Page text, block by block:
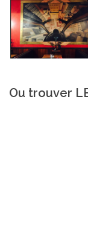
Ou trouver